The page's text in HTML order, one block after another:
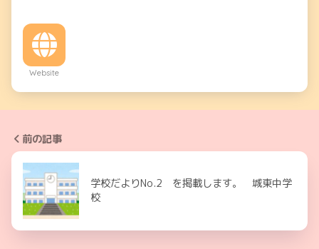
Website
前の記事
学校だよりNo.2 を掲載します。 城東中学
校